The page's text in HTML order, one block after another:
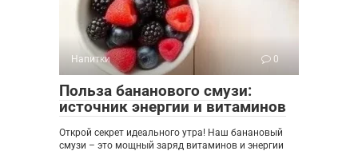
Напитки 0
Польза бананового смузи:
источник энергии и витаминов
Открой секрет идеального утра! Наш банановый
смузи – это мощный заряд витаминов и энергии